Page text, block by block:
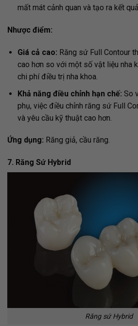
mất mát cảnh quan và tạo ra kết
Nhược điểm:
Giá cả cao: Răng sứ Full Contour
cao hơn so với một số vật liệu nha
chi phí điều trị nha khoa.
Khả năng điều chỉnh hạn chế: So
phụ, việc điều chỉnh răng sứ Full
và yêu cầu kỹ thuật cao hơn.
Ứng dụng: Răng giả, cầu răng.
7. Răng Sứ Hybrid
Răng sứ Hybrid